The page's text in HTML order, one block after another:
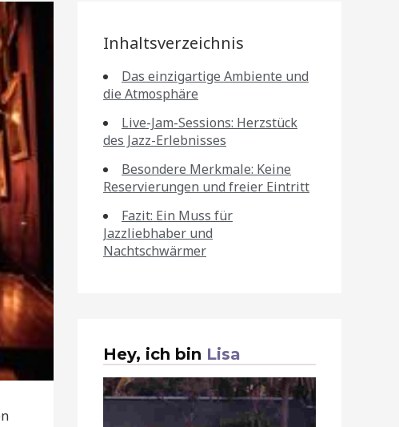
Inhaltsverzeichnis
Das einzigartige Ambiente und
die Atmosphäre
Live-Jam-Sessions: Herzstück
des Jazz-Erlebnisses
Besondere Merkmale: Keine
Reservierungen und freier Eintritt
Fazit: Ein Muss für
Jazzliebhaber und
Nachtschwärmer
Hey, ich bin Lisa